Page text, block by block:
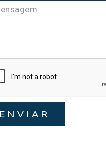
ENVIAR